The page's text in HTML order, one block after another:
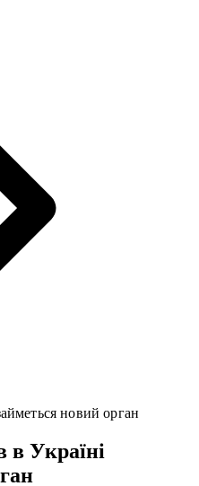
новий орган
в Україні